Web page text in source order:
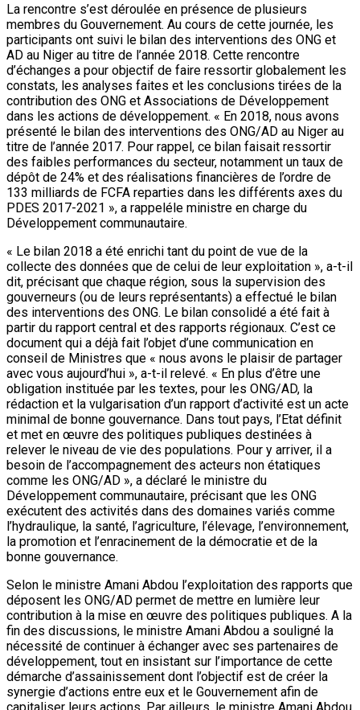
La rencontre s’est déroulée en présence de plusieurs
membres du Gouvernement. Au cours de cette journée, les
participants ont suivi le bilan des interventions des ONG et
AD au Niger au titre de l’année 2018. Cette rencontre
d’échanges a pour objectif de faire ressortir globalement les
constats, les analyses faites et les conclusions tirées de la
contribution des ONG et Associations de Développement
dans les actions de développement. « En 2018, nous avons
présenté le bilan des interventions des ONG/AD au Niger au
titre de l’année 2017. Pour rappel, ce bilan faisait ressortir
des faibles performances du secteur, notamment un taux de
dépôt de 24% et des réalisations financières de l’ordre de
133 milliards de FCFA reparties dans les différents axes du
PDES 2017-2021 », a rappeléle ministre en charge du
Développement communautaire.
« Le bilan 2018 a été enrichi tant du point de vue de la
collecte des données que de celui de leur exploitation », a-t-il
dit, précisant que chaque région, sous la supervision des
gouverneurs (ou de leurs représentants) a effectué le bilan
des interventions des ONG. Le bilan consolidé a été fait à
partir du rapport central et des rapports régionaux. C’est ce
document qui a déjà fait l’objet d’une communication en
conseil de Ministres que « nous avons le plaisir de partager
avec vous aujourd’hui », a-t-il relevé. « En plus d’être une
obligation instituée par les textes, pour les ONG/AD, la
rédaction et la vulgarisation d’un rapport d’activité est un acte
minimal de bonne gouvernance. Dans tout pays, l’Etat définit
et met en œuvre des politiques publiques destinées à
relever le niveau de vie des populations. Pour y arriver, il a
besoin de l’accompagnement des acteurs non étatiques
comme les ONG/AD », a déclaré le ministre du
Développement communautaire, précisant que les ONG
exécutent des activités dans des domaines variés comme
l’hydraulique, la santé, l’agriculture, l’élevage, l’environnement,
la promotion et l’enracinement de la démocratie et de la
bonne gouvernance.
Selon le ministre Amani Abdou l’exploitation des rapports que
déposent les ONG/AD permet de mettre en lumière leur
contribution à la mise en œuvre des politiques publiques. A la
fin des discussions, le ministre Amani Abdou a souligné la
nécessité de continuer à échanger avec ses partenaires de
développement, tout en insistant sur l’importance de cette
démarche d’assainissement dont l’objectif est de créer la
synergie d’actions entre eux et le Gouvernement afin de
capitaliser leurs actions. Par ailleurs, le ministre Amani Abdou